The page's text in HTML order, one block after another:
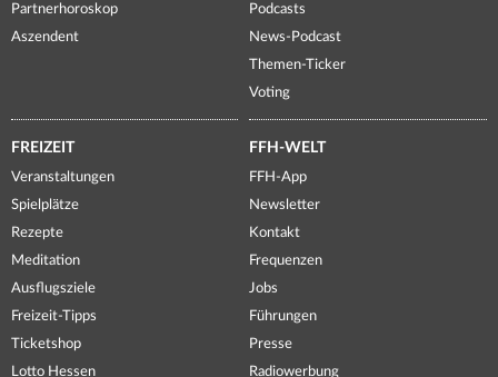
Partnerhoroskop
Aszendent
Podcasts
News-Podcast
Themen-Ticker
Voting
FREIZEIT
Veranstaltungen
Spielplätze
Rezepte
Meditation
Ausflugsziele
Freizeit-Tipps
Ticketshop
Lotto Hessen
FFH-WELT
FFH-App
Newsletter
Kontakt
Frequenzen
Jobs
Führungen
Presse
Radiowerbung